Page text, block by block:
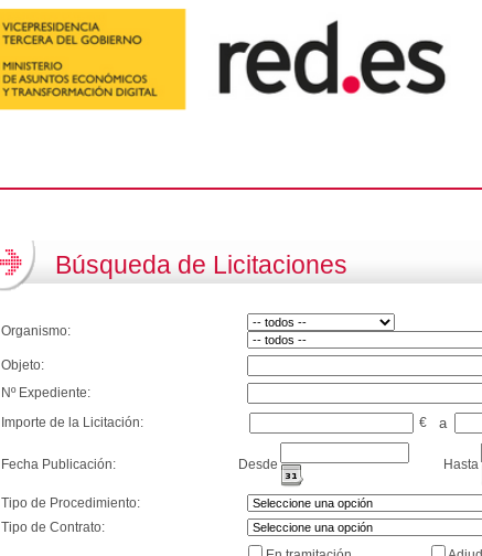
Búsqueda de Licitaciones
Organismo:
Objeto:
Nº Expediente:
Importe de la Licitación:
€ a
Fecha Publicación: Desde Hasta
Tipo de Procedimiento:
Tipo de Contrato: